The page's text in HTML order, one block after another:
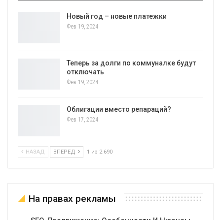
Новый год – новые платежки
Фев 19, 2024
Теперь за долги по коммуналке будут
отключать
Фев 19, 2024
Облигации вместо репараций?
Фев 17, 2024
НАЗАД ВПЕРЕД 1 из 2 690
На правах рекламы